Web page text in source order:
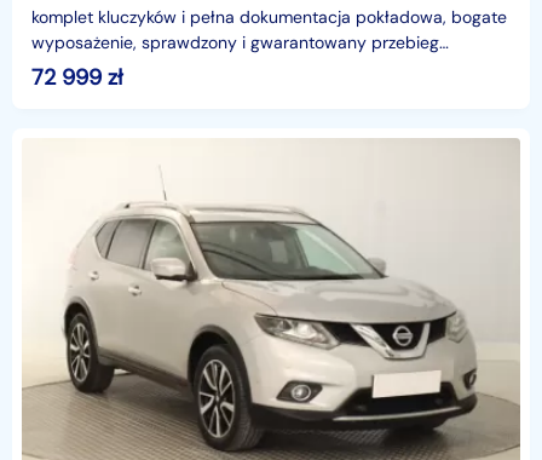
komplet kluczyków i pełna dokumentacja pokładowa, bogate
wyposażenie, sprawdzony i gwarantowany przebieg
samochodu, mocny silnik, napęd 4x4, pojazd zakupiony ja
72 999 zł